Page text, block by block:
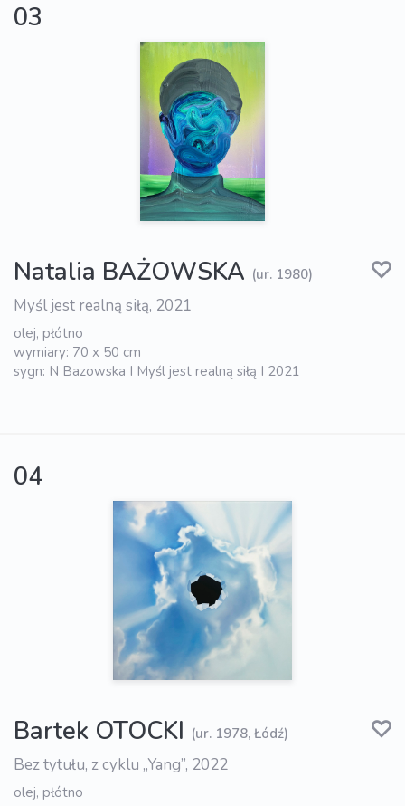
03
Natalia BAŻOWSKA (ur. 1980)
Myśl jest realną siłą, 2021
olej, płótno
wymiary: 70 x 50 cm
sygn: N Bazowska I Myśl jest realną siłą I 2021
04
Bartek OTOCKI (ur. 1978, Łódź)
Bez tytułu, z cyklu „Yang”, 2022
olej, płótno